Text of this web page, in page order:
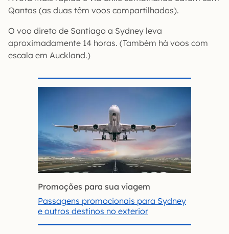
Qantas (as duas têm voos compartilhados).
O voo direto de Santiago a Sydney leva
aproximadamente 14 horas. (Também há voos com
escala em Auckland.)
Promoções para sua viagem
Passagens promocionais para Sydney
e outros destinos no exterior